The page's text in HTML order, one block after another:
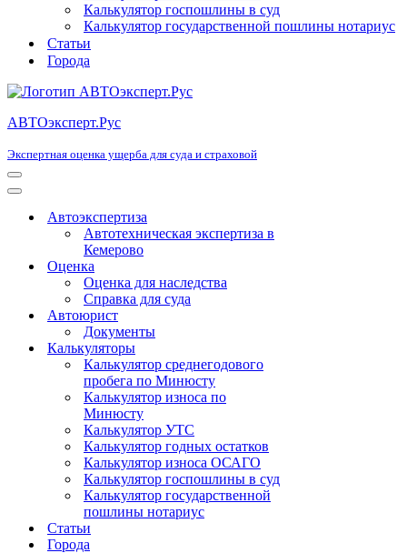
Калькулятор госпошлины в суд
Калькулятор государственной пошлины нотариус
Статьи
Города
АВТОэксперт.Рус
Экспертная оценка ущерба для суда и страховой
Меню
навигации
Меню
навигацииАвтоэкспертиза
Автотехническая экспертиза в
Кемерово
Оценка
Оценка для наследства
Справка для суда
Автоюрист
Документы
Калькуляторы
Калькулятор среднегодового
пробега по Минюсту
Калькулятор износа по
Минюсту
Калькулятор УТС
Калькулятор годных остатков
Калькулятор износа ОСАГО
Калькулятор госпошлины в суд
Калькулятор государственной
пошлины нотариус
Статьи
Города